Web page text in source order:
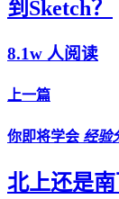
到Sketch？
8.1w 人阅读
上一篇
你即将学会 经验
北上还是